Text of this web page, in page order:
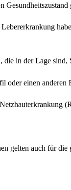
die in der Lage
oder einen anderen
gelten auch für die